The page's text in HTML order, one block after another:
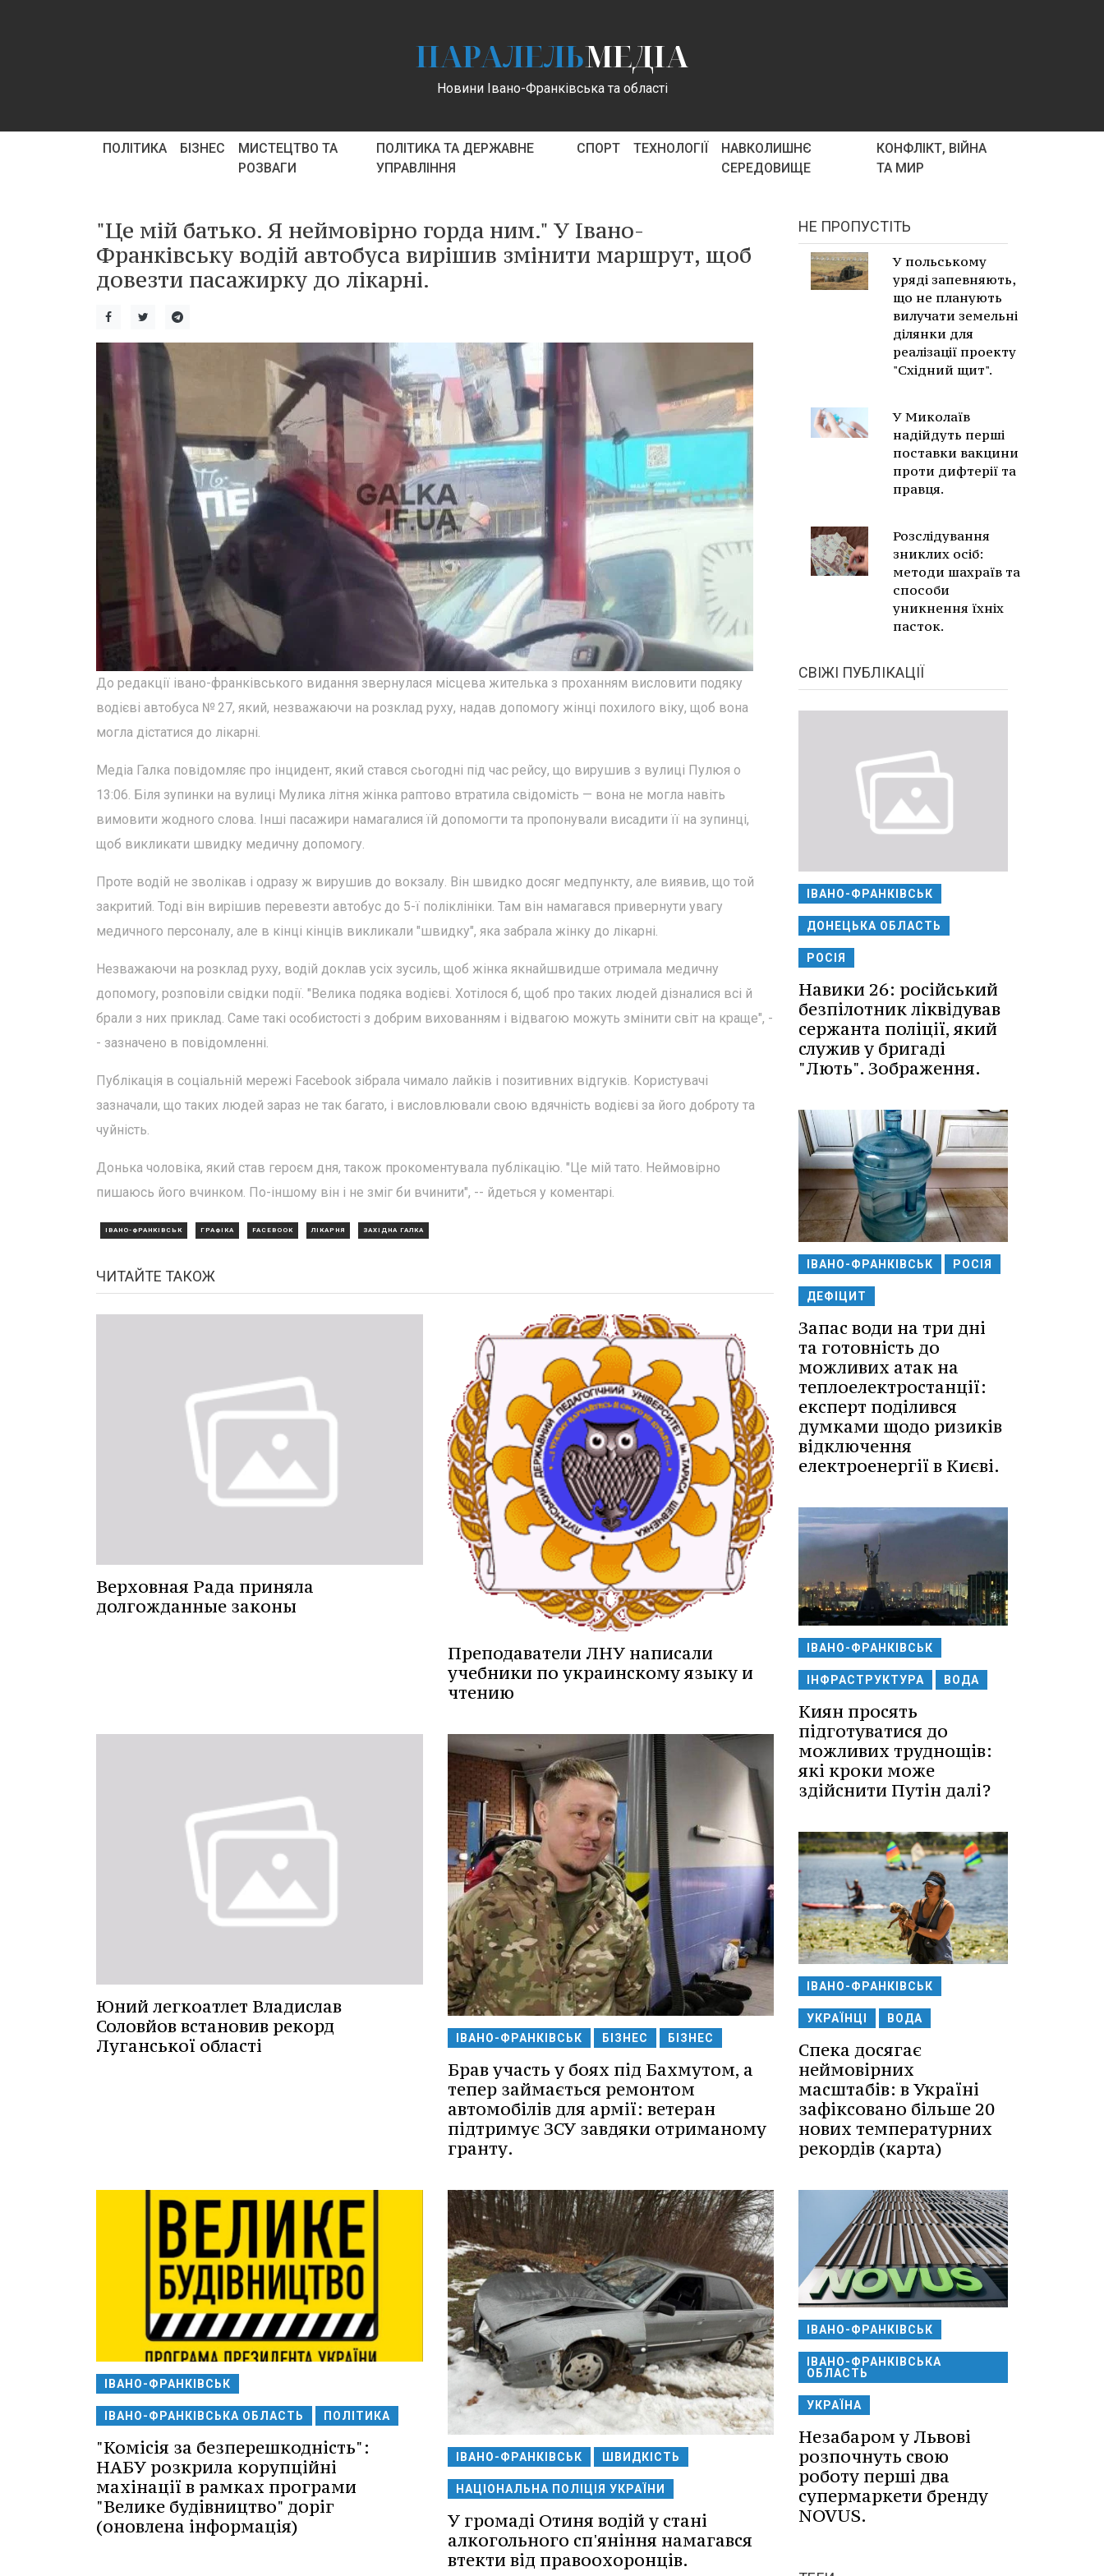
ПАРАЛЕЛЬМЕДІА
Новини Івано-Франківська та області
ПОЛІТИКА БІЗНЕС
МИСТЕЦТВО ТА
РОЗВАГИ
ПОЛІТИКА ТА ДЕРЖАВНЕ
УПРАВЛІННЯ
СПОРТ ТЕХНОЛОГІЇ
НАВКОЛИШНЄ
СЕРЕДОВИЩЕ
КОНФЛІКТ, ВІЙНА
ТА МИР
"Це мій батько. Я неймовірно горда ним." У Івано-
Франківську водій автобуса вирішив змінити маршрут, щоб
довезти пасажирку до лікарні.
До редакції івано-франківського видання звернулася місцева жителька з проханням висловити подяку
водієві автобуса № 27, який, незважаючи на розклад руху, надав допомогу жінці похилого віку, щоб вона
могла дістатися до лікарні.
Медіа Галка повідомляє про інцидент, який стався сьогодні під час рейсу, що вирушив з вулиці Пулюя о
13:06. Біля зупинки на вулиці Мулика літня жінка раптово втратила свідомість — вона не могла навіть
вимовити жодного слова. Інші пасажири намагалися їй допомогти та пропонували висадити її на зупинці,
щоб викликати швидку медичну допомогу.
Проте водій не зволікав і одразу ж вирушив до вокзалу. Він швидко досяг медпункту, але виявив, що той
закритий. Тоді він вирішив перевезти автобус до 5-ї поліклініки. Там він намагався привернути увагу
медичного персоналу, але в кінці кінців викликали "швидку", яка забрала жінку до лікарні.
Незважаючи на розклад руху, водій доклав усіх зусиль, щоб жінка якнайшвидше отримала медичну
допомогу, розповіли свідки події. "Велика подяка водієві. Хотілося б, щоб про таких людей дізналися всі й
брали з них приклад. Саме такі особистості з добрим вихованням і відвагою можуть змінити світ на краще", -
- зазначено в повідомленні.
Публікація в соціальній мережі Facebook зібрала чимало лайків і позитивних відгуків. Користувачі
зазначали, що таких людей зараз не так багато, і висловлювали свою вдячність водієві за його доброту та
чуйність.
Донька чоловіка, який став героєм дня, також прокоментувала публікацію. "Це мій тато. Неймовірно
пишаюсь його вчинком. По-іншому він і не зміг би вчинити", -- йдеться у коментарі.
ІВАНО-ФРАНКІВСЬК ГРАФІКА FACEBOOK ЛІКАРНЯ ЗАХІДНА ГАЛКА
ЧИТАЙТЕ ТАКОЖ
Верховная Рада приняла
долгожданные законы
Преподаватели ЛНУ написали
учебники по украинскому языку и
чтению
Юний легкоатлет Владислав
Соловйов встановив рекорд
Луганської області
ІВАНО-ФРАНКІВСЬК БІЗНЕС БІЗНЕС
Брав участь у боях під Бахмутом, а
тепер займається ремонтом
автомобілів для армії: ветеран
підтримує ЗСУ завдяки отриманому
гранту.
ІВАНО-ФРАНКІВСЬК
ІВАНО-ФРАНКІВСЬКА ОБЛАСТЬ ПОЛІТИКА
"Комісія за безперешкодність":
НАБУ розкрила корупційні
махінації в рамках програми
"Велике будівництво" доріг
(оновлена інформація)
ІВАНО-ФРАНКІВСЬК ШВИДКІСТЬ
НАЦІОНАЛЬНА ПОЛІЦІЯ УКРАЇНИ
У громаді Отиня водій у стані
алкогольного сп'яніння намагався
втекти від правоохоронців.
НЕ ПРОПУСТІТЬ
У польському
уряді запевняють,
що не планують
вилучати земельні
ділянки для
реалізації проекту
"Східний щит".
У Миколаїв
надійдуть перші
поставки вакцини
проти дифтерії та
правця.
Розслідування
зниклих осіб:
методи шахраїв та
способи
уникнення їхніх
пасток.
СВІЖІ ПУБЛІКАЦІЇ
ІВАНО-ФРАНКІВСЬК
ДОНЕЦЬКА ОБЛАСТЬ
РОСІЯ
Навики 26: російський
безпілотник ліквідував
сержанта поліції, який
служив у бригаді
"Лють". Зображення.
ІВАНО-ФРАНКІВСЬК РОСІЯ
ДЕФІЦИТ
Запас води на три дні
та готовність до
можливих атак на
теплоелектростанції:
експерт поділився
думками щодо ризиків
відключення
електроенергії в Києві.
ІВАНО-ФРАНКІВСЬК
ІНФРАСТРУКТУРА ВОДА
Киян просять
підготуватися до
можливих труднощів:
які кроки може
здійснити Путін далі?
ІВАНО-ФРАНКІВСЬК
УКРАЇНЦІ ВОДА
Спека досягає
неймовірних
масштабів: в Україні
зафіксовано більше 20
нових температурних
рекордів (карта)
ІВАНО-ФРАНКІВСЬК
ІВАНО-ФРАНКІВСЬКА
ОБЛАСТЬ
УКРАЇНА
Незабаром у Львові
розпочнуть свою
роботу перші два
супермаркети бренду
NOVUS.